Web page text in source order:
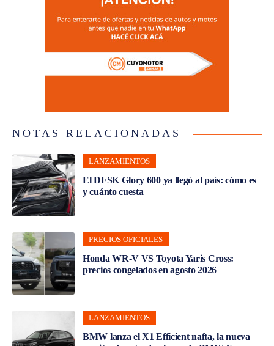
NOTAS RELACIONADAS
LANZAMIENTOS
El DFSK Glory 600 ya llegó al país: cómo es
y cuánto cuesta
PRECIOS OFICIALES
Honda WR-V VS Toyota Yaris Cross:
precios congelados en agosto 2026
LANZAMIENTOS
BMW lanza el X1 Efficient nafta, la nueva